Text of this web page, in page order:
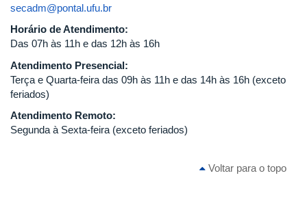
secadm@pontal.ufu.br
Horário de Atendimento:
Das 07h às 11h e das 12h às 16h
Atendimento Presencial:
Terça e Quarta-feira das 09h às 11h e das 14h às 16h (exceto
feriados)
Atendimento Remoto:
Segunda à Sexta-feira (exceto feriados)
Voltar para o topo